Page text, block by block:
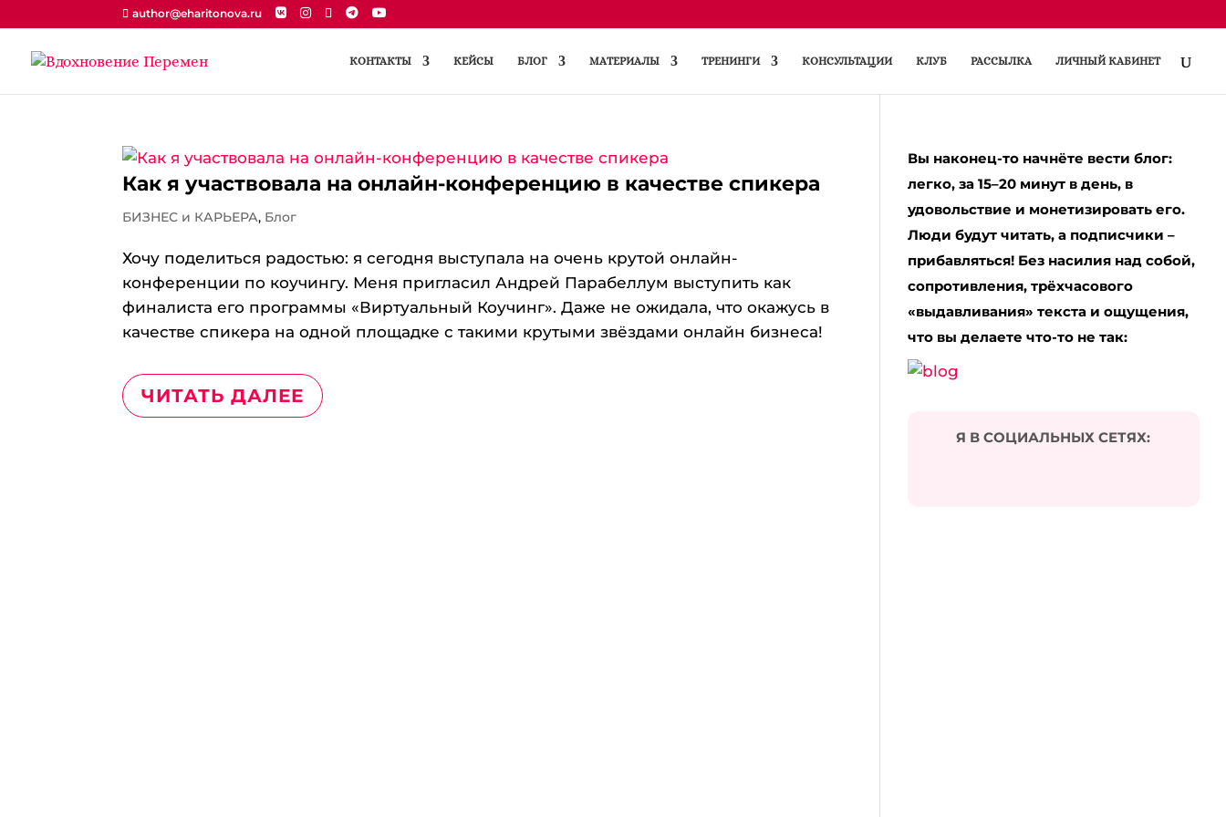
author@eharitonova.ru
КОНТАКТЫ КЕЙСЫ БЛОГ МАТЕРИАЛЫ ТРЕНИНГИ КОНСУЛЬТАЦИИ КЛУБ РАССЫЛКА ЛИЧНЫЙ КАБИНЕТ
Как я участвовала на онлайн-конференцию в качестве спикера
БИЗНЕС и КАРЬЕРА, Блог
Хочу поделиться радостью: я сегодня выступала на очень крутой онлайн-
конференции по коучингу. Меня пригласил Андрей Парабеллум выступить как
финалиста его программы «Виртуальный Коучинг». Даже не ожидала, что окажусь в
качестве спикера на одной площадке с такими крутыми звёздами онлайн бизнеса!
ЧИТАТЬ ДАЛЕЕ
Вы наконец-то начнёте вести блог:
легко, за 15–20 минут в день, в
удовольствие и монетизировать его.
Люди будут читать, а подписчики –
прибавляться! Без насилия над собой,
сопротивления, трёхчасового
«выдавливания» текста и ощущения,
что вы делаете что-то не так:
Я В СОЦИАЛЬНЫХ СЕТЯХ: